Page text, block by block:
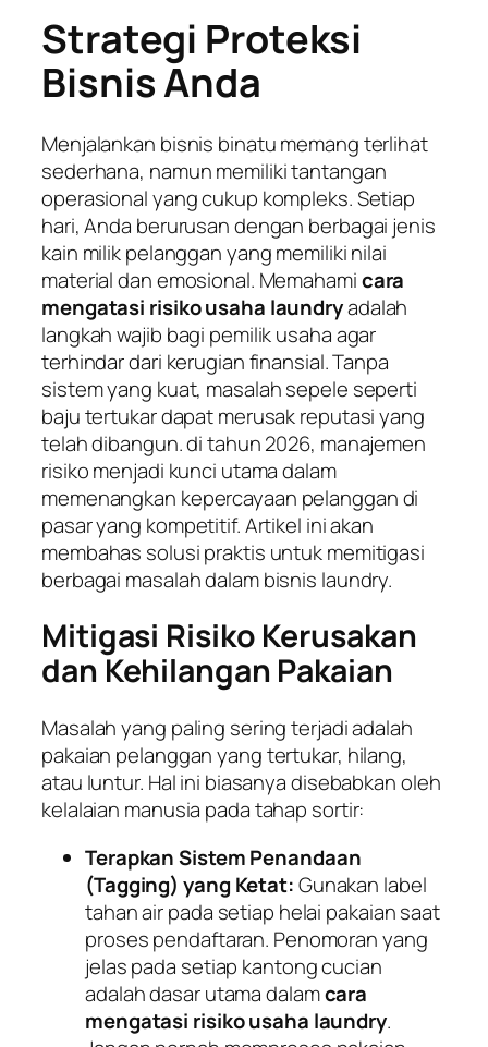
Strategi Proteksi
Bisnis Anda
Menjalankan bisnis binatu memang terlihat
sederhana, namun memiliki tantangan
operasional yang cukup kompleks. Setiap
hari, Anda berurusan dengan berbagai jenis
kain milik pelanggan yang memiliki nilai
material dan emosional. Memahamicara
mengatasi risiko usaha laundryadalah
langkah wajib bagi pemilik usaha agar
terhindar dari kerugian finansial. Tanpa
sistem yang kuat, masalah sepele seperti
baju tertukar dapat merusak reputasi yang
telah dibangun. di tahun 2026, manajemen
risiko menjadi kunci utama dalam
memenangkan kepercayaan pelanggan di
pasar yang kompetitif. Artikel ini akan
membahas solusi praktis untuk memitigasi
berbagai masalah dalam bisnis laundry.
Mitigasi Risiko Kerusakan
dan Kehilangan Pakaian
Masalah yang paling sering terjadi adalah
pakaian pelanggan yang tertukar, hilang,
atau luntur. Hal ini biasanya disebabkan oleh
kelalaian manusia pada tahap sortir:
Terapkan Sistem Penandaan
(Tagging) yang Ketat:Gunakan label
tahan air pada setiap helai pakaian saat
proses pendaftaran. Penomoran yang
jelas pada setiap kantong cucian
adalah dasar utama dalamcara
mengatasi risiko usaha laundry.